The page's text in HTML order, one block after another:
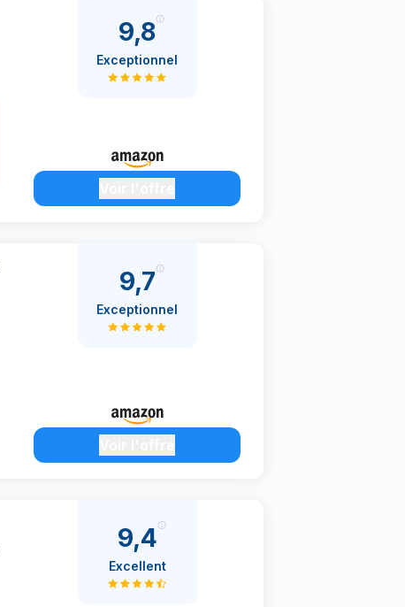
9,8
Exceptionnel
9,7
Exceptionnel
9,4
Excellent